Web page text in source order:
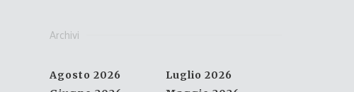
Archivi
Agosto 2026
Luglio 2026